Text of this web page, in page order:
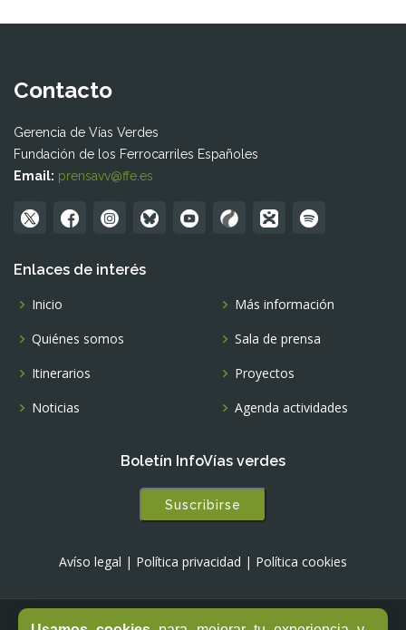
Contacto
Gerencia de Vías Verdes
Fundación de los Ferrocarriles Españoles
Email: prensavv@ffe.es
Enlaces de interés
Inicio
Quiénes somos
Itinerarios
Noticias
Más información
Sala de prensa
Proyectos
Agenda actividades
Boletín InfoVías verdes
Suscribirse
Avíso legal | Política privacidad | Política cookies